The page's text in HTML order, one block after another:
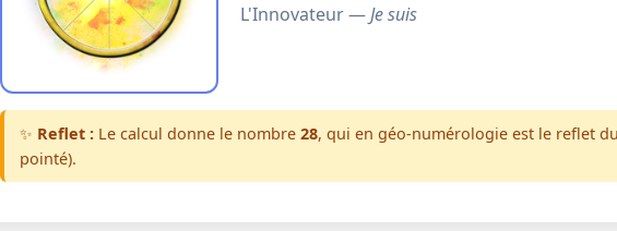
L'Innovateur —Je suis
✨ Reflet : Le calcul donne le nombre 28, qui en géo-numérologie est le reflet
pointé).